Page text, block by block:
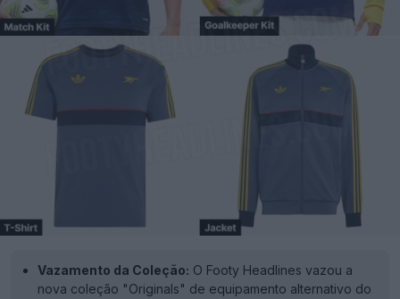
Vazamento da Coleção: O Footy Headlines vazou a
nova coleção "Originals" de equipamento alternativo do